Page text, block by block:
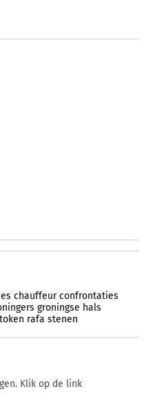
chauffeur confrontaties
groningse hals
rafa stenen
Klik op de link